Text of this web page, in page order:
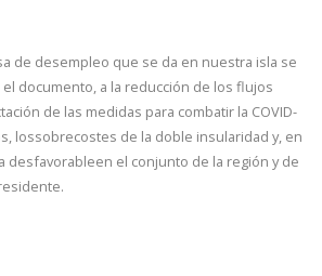
de desempleo que se da en nuestra isla se
documento, a la reducción de los flujos
de las medidas para combatir la COVID-
lossobrecostes de la doble insularidad y, en
desfavorableen el conjunto de la región y de